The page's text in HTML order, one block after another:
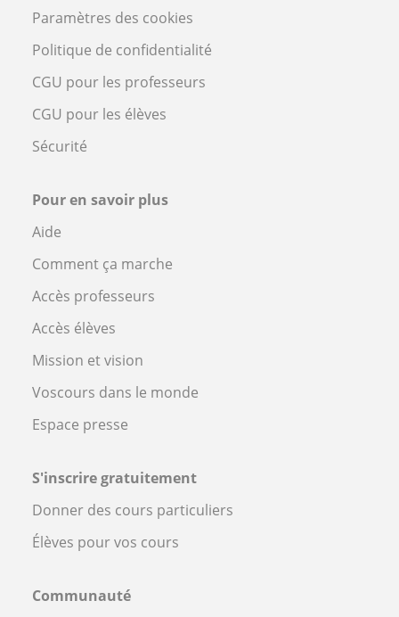
Paramètres des cookies
Politique de confidentialité
CGU pour les professeurs
CGU pour les élèves
Sécurité
Pour en savoir plus
Aide
Comment ça marche
Accès professeurs
Accès élèves
Mission et vision
Voscours dans le monde
Espace presse
S'inscrire gratuitement
Donner des cours particuliers
Élèves pour vos cours
Communauté